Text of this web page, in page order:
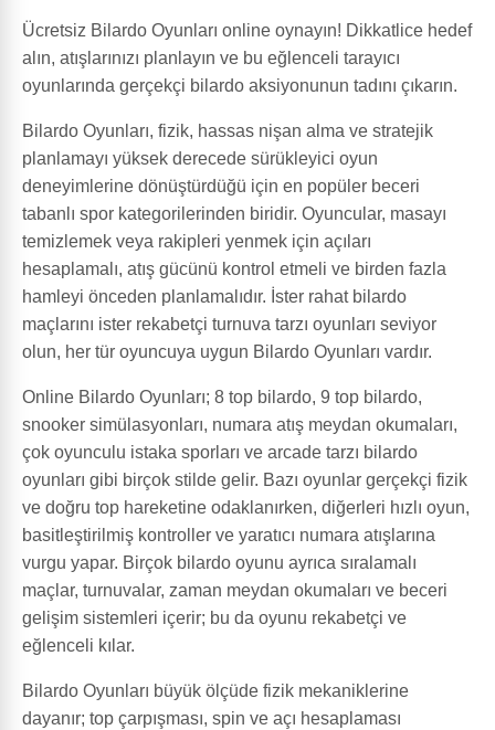
Ücretsiz Bilardo Oyunları online oynayın! Dikkatlice hedef
alın, atışlarınızı planlayın ve bu eğlenceli tarayıcı
oyunlarında gerçekçi bilardo aksiyonunun tadını çıkarın.
Bilardo Oyunları, fizik, hassas nişan alma ve stratejik
planlamayı yüksek derecede sürükleyici oyun
deneyimlerine dönüştürdüğü için en popüler beceri
tabanlı spor kategorilerinden biridir. Oyuncular, masayı
temizlemek veya rakipleri yenmek için açıları
hesaplamalı, atış gücünü kontrol etmeli ve birden fazla
hamleyi önceden planlamalıdır. İster rahat bilardo
maçlarını ister rekabetçi turnuva tarzı oyunları seviyor
olun, her tür oyuncuya uygun Bilardo Oyunları vardır.
Online Bilardo Oyunları; 8 top bilardo, 9 top bilardo,
snooker simülasyonları, numara atış meydan okumaları,
çok oyunculu istaka sporları ve arcade tarzı bilardo
oyunları gibi birçok stilde gelir. Bazı oyunlar gerçekçi fizik
ve doğru top hareketine odaklanırken, diğerleri hızlı oyun,
basitleştirilmiş kontroller ve yaratıcı numara atışlarına
vurgu yapar. Birçok bilardo oyunu ayrıca sıralamalı
maçlar, turnuvalar, zaman meydan okumaları ve beceri
gelişim sistemleri içerir; bu da oyunu rekabetçi ve
eğlenceli kılar.
Bilardo Oyunları büyük ölçüde fizik mekaniklerine
dayanır; top çarpışması, spin ve açı hesaplaması